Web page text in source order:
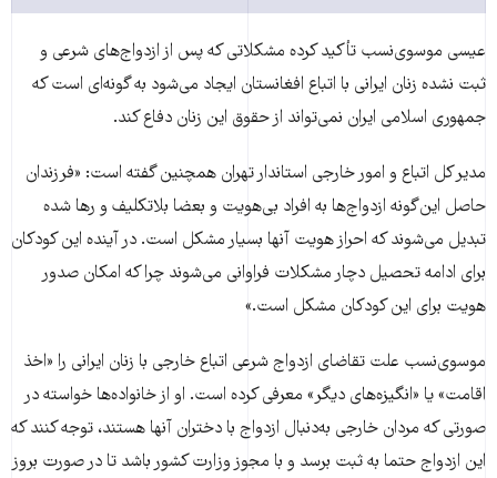
عیسی موسوی‌نسب تأکید کرده‌ مشکلاتی که پس از ازدواج‌های شرعی و
ثبت نشده زنان ایرانی با اتباع افغانستان ایجاد می‌شود به گونه‌ای است که
جمهوری اسلامی ایران نمی‌تواند از حقوق این زنان دفاع کند.
مدیر کل اتباع و امور خارجی استاندار تهران همچنین گفته است: «فرزندان
حاصل این‌گونه ازدواج‌ها به افراد بی‌هویت و بعضا بلاتکلیف و رها شده
تبدیل می‌شوند که احراز هویت آنها بسیار مشکل است. در آینده این کودکان
برای ادامه تحصیل دچار مشکلات فراوانی می‌شوند چرا که امکان صدور
هویت برای این کودکان مشکل است.»
موسوی‌نسب علت تقاضای ازدواج شرعی اتباع خارجی با زنان ایرانی را «اخذ
اقامت» یا «انگیزه‌های دیگر» معرفی کرده است. او از خانواده‌ها خواسته در
صورتی که مردان خارجی به‌دنبال ازدواج با دختران آنها هستند، توجه کنند که
این ازدواج حتما به ثبت برسد و با مجوز وزارت کشور باشد تا در صورت بروز